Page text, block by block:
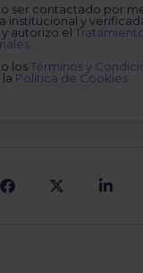
ser contactado por
institucional y
autorizo el
losTérminos y
Politica de Cookies.